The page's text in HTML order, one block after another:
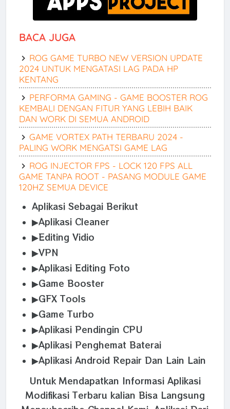
BACA JUGA
ROG GAME TURBO NEW VERSION UPDATE
2024 UNTUK MENGATASI LAG PADA HP
KENTANG
PERFORMA GAMING - GAME BOOSTER ROG
KEMBALI DENGAN FITUR YANG LEBIH BAIK
DAN WORK DI SEMUA ANDROID
GAME VORTEX PATH TERBARU 2024 -
PALING WORK MENGATSI GAME LAG
ROG INJECTOR FPS - LOCK 120 FPS ALL
GAME TANPA ROOT - PASANG MODULE GAME
120HZ SEMUA DEVICE
Aplikasi Sebagai Berikut
▶Aplikasi Cleaner
▶Editing Vidio
▶VPN
▶Aplikasi Editing Foto
▶Game Booster
▶GFX Tools
▶Game Turbo
▶Aplikasi Pendingin CPU
▶Aplikasi Penghemat Baterai
▶Aplikasi Android Repair Dan Lain Lain
Untuk Mendapatkan Informasi Aplikasi
Modifikasi Terbaru kalian Bisa Langsung